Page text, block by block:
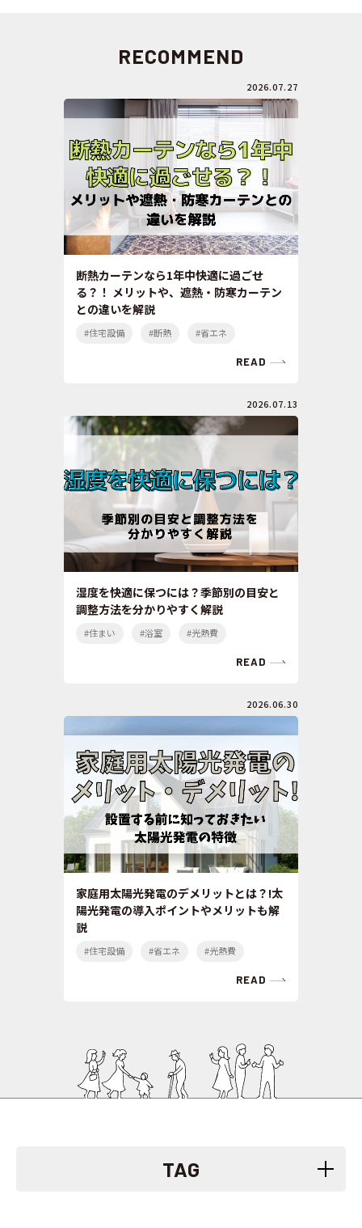
RECOMMEND
2026.07.27
断熱カーテンなら1年中快適に過ごせ
る？！ メリットや、遮熱・防寒カーテン
との違いを解説
#住宅設備 #断熱 #省エネ
READ
2026.07.13
湿度を快適に保つには？季節別の目安と
調整方法を分かりやすく解説
#住まい #浴室 #光熱費
READ
2026.06.30
家庭用太陽光発電のデメリットとは？!太
陽光発電の導入ポイントやメリットも解
説
#住宅設備 #省エネ #光熱費
READ
TAG